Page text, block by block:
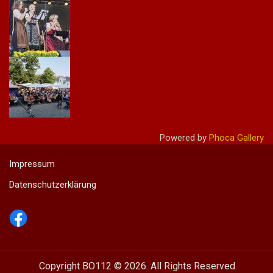
Powered by Phoca Gallery
Impressum
Datenschutzerklärung
Copyright BO112 © 2026. All Rights Reserved.